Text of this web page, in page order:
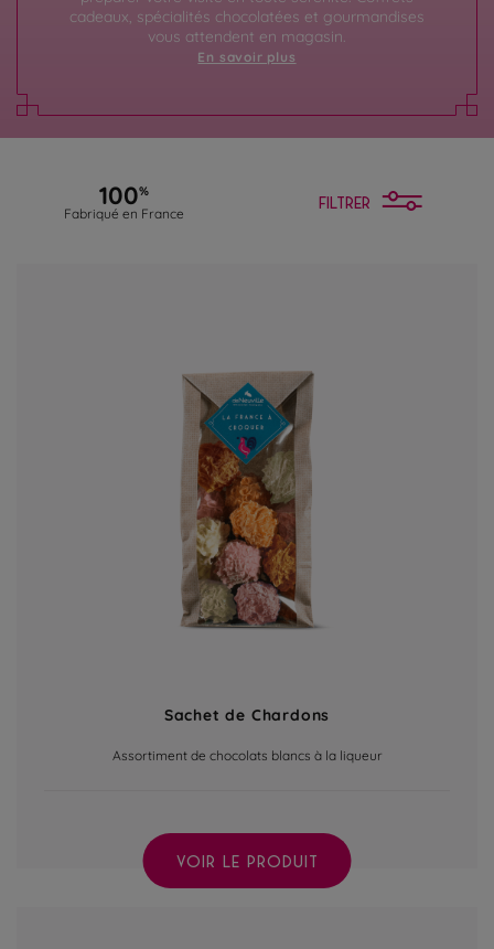
cadeaux, spécialités chocolatées et gourmandises
vous attendent en magasin.
En savoir plus
100%
Fabriqué en France
FILTRER
Sachet de Chardons
Assortiment de chocolats blancs à la liqueur
VOIR LE PRODUIT